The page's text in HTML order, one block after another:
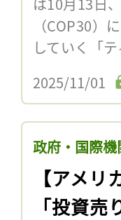
（COP30
していく「
2025/11/01
政府・国際機
【アメ
「投資